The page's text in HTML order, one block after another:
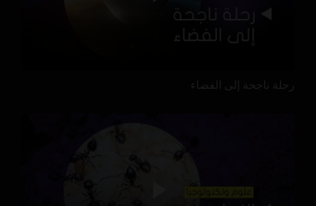
رحلة ناجحة إلى الفضاء